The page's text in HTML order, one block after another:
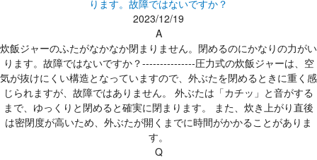
ります。故障ではないですか？
2023/12/19
A
炊飯ジャーのふたがなかなか閉まりません。閉めるのにかなりの力がい
ります。故障ではないですか？---------------圧力式の炊飯ジャーは、空
気が抜けにくい構造となっていますので、外ぶたを閉めるときに重く感
じられますが、故障ではありません。 外ぶたは「カチッ」と音がする
まで、ゆっくりと閉めると確実に閉まります。 また、炊き上がり直後
は密閉度が高いため、外ぶたが開くまでに時間がかかることがありま
す。
Q